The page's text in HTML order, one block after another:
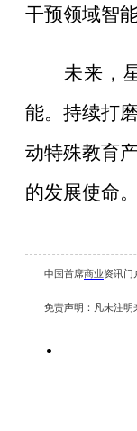
干预领域智
未来，
能。持续打
动特殊教育
的发展使命。
中国首席商业资讯
免责声明：凡未注明